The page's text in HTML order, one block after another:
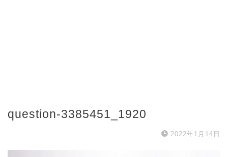
question-3385451_1920
2022年1月14日